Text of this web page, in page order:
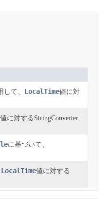
て、 LocalTime値に対
値に対するStringConverter
に基づいて、
LocalTime値に対する